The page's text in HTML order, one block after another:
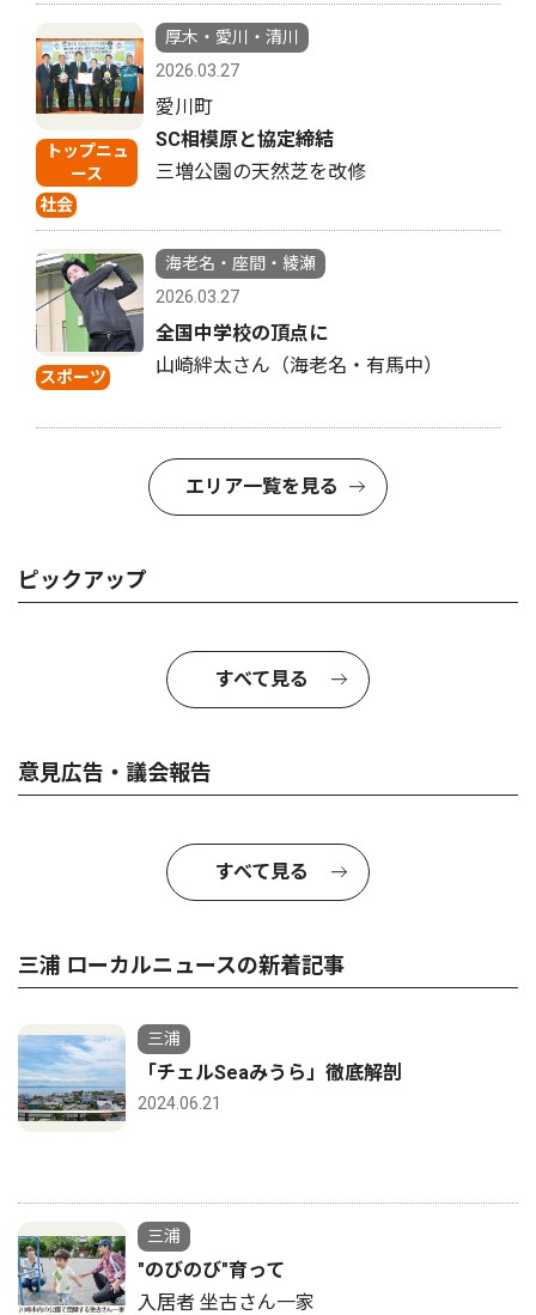
トップニュ
ース
社会
厚木・愛川・清川
2026.03.27
愛川町
SC相模原と協定締結
三増公園の天然芝を改修
スポーツ
海老名・座間・綾瀬
2026.03.27
全国中学校の頂点に
山崎絆太さん（海老名・有馬中）
エリア一覧を見る
ピックアップ
すべて見る
意見広告・議会報告
すべて見る
三浦 ローカルニュースの新着記事
三浦
「チェルSeaみうら」徹底解剖
2024.06.21
三浦
"のびのび"育って
入居者 坐古さん一家